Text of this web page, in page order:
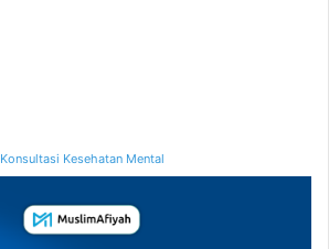
Konsultasi Kesehatan Mental